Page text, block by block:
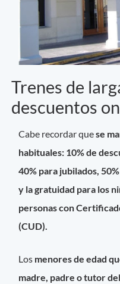
Trenes de
descuentos
Cabe recordar quese
habituales: 10% de
40% para jubilados,
y la gratuidad para los
personas con
(CUD).
Los menores de edad
madre, padre o tutor